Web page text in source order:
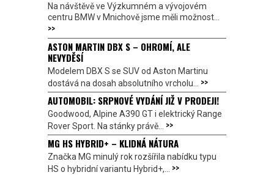
Na návštěvě ve Výzkumném a vývojovém
centru BMW v Mnichově jsme měli možnost...
>>
ASTON MARTIN DBX S – OHROMÍ, ALE
NEVYDĚSÍ
Modelem DBX S se SUV od Aston Martinu
dostává na dosah absolutního vrcholu... >>
AUTOMOBIL: SRPNOVÉ VYDÁNÍ JIŽ V PRODEJI!
Goodwood, Alpine A390 GT i elektrický Range
Rover Sport. Na stánky právě... >>
MG HS HYBRID+ – KLIDNÁ NÁTURA
Značka MG minulý rok rozšířila nabídku typu
HS o hybridní variantu Hybrid+,... >>